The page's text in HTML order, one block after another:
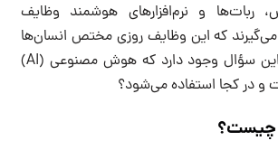
و نرم‌افزارهای هوشمند وظایف
می‌گیرند که این وظایف روزی مختص انسان‌ها
بودند. اما همواره این سؤال وجود دارد که هوش مصنوعی (AI)
و در کجا استفاده می‌شود؟